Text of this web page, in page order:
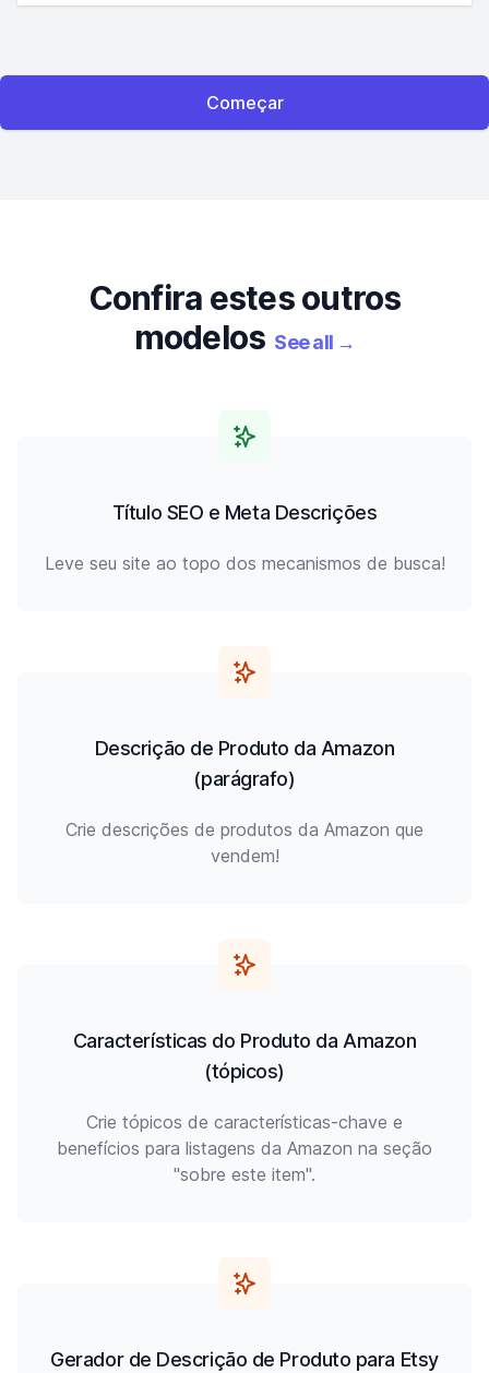
Começar
Confira estes outros
modelos See all →
Título SEO e Meta Descrições
Leve seu site ao topo dos mecanismos de busca!
Descrição de Produto da Amazon
(parágrafo)
Crie descrições de produtos da Amazon que
vendem!
Características do Produto da Amazon
(tópicos)
Crie tópicos de características-chave e
benefícios para listagens da Amazon na seção
"sobre este item".
Gerador de Descrição de Produto para Etsy